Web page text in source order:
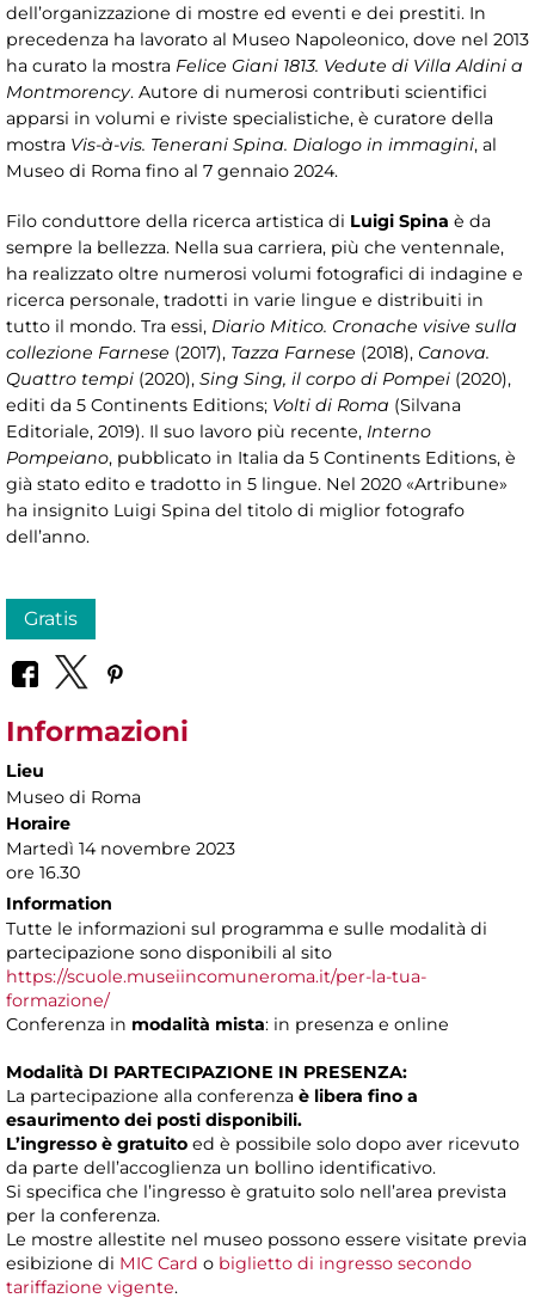
dell’organizzazione di mostre ed eventi e dei prestiti. In
precedenza ha lavorato al Museo Napoleonico, dove nel 2013
ha curato la mostra Felice Giani 1813. Vedute di Villa Aldini a
Montmorency. Autore di numerosi contributi scientifici
apparsi in volumi e riviste specialistiche, è curatore della
mostra Vis-à-vis. Tenerani Spina. Dialogo in immagini, al
Museo di Roma fino al 7 gennaio 2024.
Filo conduttore della ricerca artistica di Luigi Spina è da
sempre la bellezza. Nella sua carriera, più che ventennale,
ha realizzato oltre numerosi volumi fotografici di indagine e
ricerca personale, tradotti in varie lingue e distribuiti in
tutto il mondo. Tra essi, Diario Mitico. Cronache visive sulla
collezione Farnese (2017), Tazza Farnese (2018), Canova.
Quattro tempi (2020), Sing Sing, il corpo di Pompei (2020),
editi da 5 Continents Editions; Volti di Roma (Silvana
Editoriale, 2019). Il suo lavoro più recente, Interno
Pompeiano, pubblicato in Italia da 5 Continents Editions, è
già stato edito e tradotto in 5 lingue. Nel 2020 «Artribune»
ha insignito Luigi Spina del titolo di miglior fotografo
dell’anno.
Gratis
Informazioni
Lieu
Museo di Roma
Horaire
Martedì 14 novembre 2023
ore 16.30
Information
Tutte le informazioni sul programma e sulle modalità di
partecipazione sono disponibili al sito
https://scuole.museiincomuneroma.it/per-la-tua-
formazione/
Conferenza in modalità mista: in presenza e online
Modalità DI PARTECIPAZIONE IN PRESENZA:
La partecipazione alla conferenza è libera fino a
esaurimento dei posti disponibili.
L’ingresso è gratuito ed è possibile solo dopo aver ricevuto
da parte dell’accoglienza un bollino identificativo.
Si specifica che l’ingresso è gratuito solo nell’area prevista
per la conferenza.
Le mostre allestite nel museo possono essere visitate previa
esibizione di MIC Card o biglietto di ingresso secondo
tariffazione vigente.